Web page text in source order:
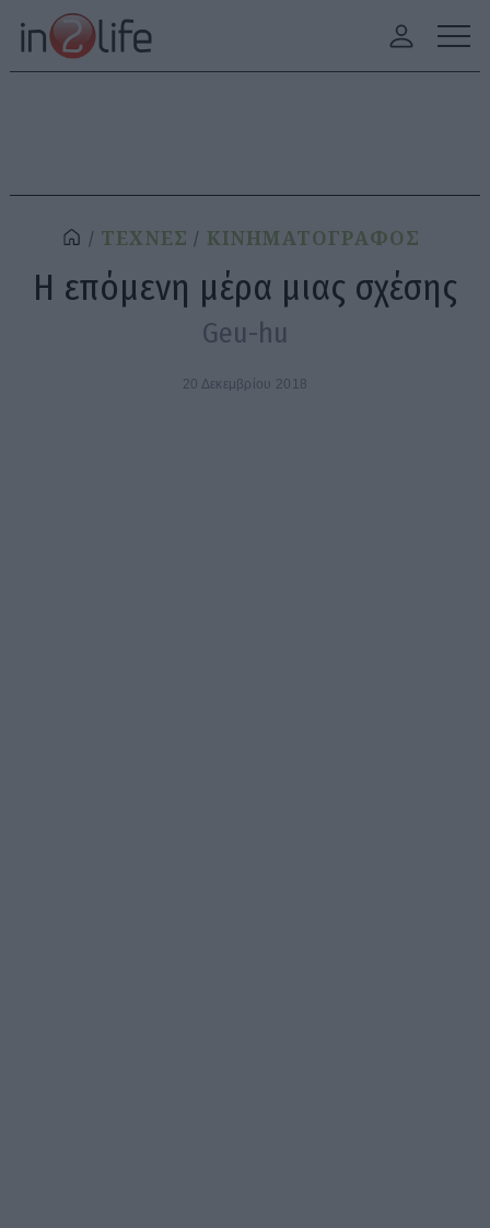
ΤΕΧΝΕΣ ΚΙΝΗΜΑΤΟΓΡΑΦΟΣ
Η επόμενη μέρα μιας σχέσης
Geu-hu
20 Δεκεμβρίου 2018